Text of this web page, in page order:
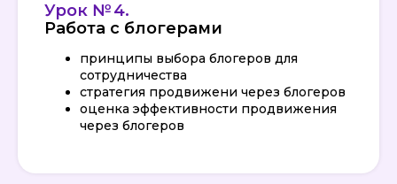
Урок № 4.
Работа с блогерами
принципы выбора блогеров для
сотрудничества
стратегия продвижени через блогеров
оценка эффективности продвижения
через блогеров